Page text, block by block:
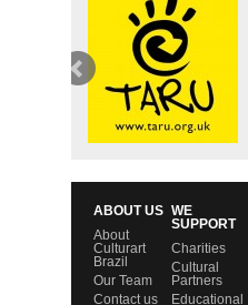
ABOUT US
About
Culturart
Brazil
Our Team
Contact us
WE
SUPPORT
Charities
Cultural
Partners
Educational